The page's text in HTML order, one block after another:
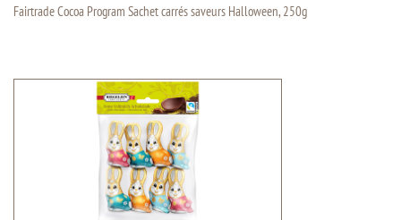
Fairtrade Cocoa Program Sachet carrés saveurs Halloween, 250g